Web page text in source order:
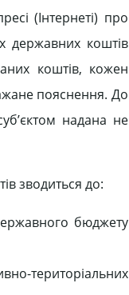
(Інтернеті) про
державних коштів
коштів, кожен
пояснення. До
надана не
зводиться до:
бюджету
територіальних